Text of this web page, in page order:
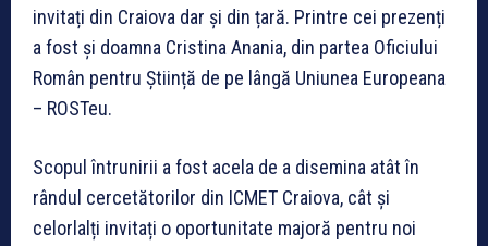
invitați din Craiova dar și din țară. Printre cei prezenți
a fost și doamna Cristina Anania, din partea Oficiului
Român pentru Știință de pe lângă Uniunea Europeana
– ROSTeu.
Scopul întrunirii a fost acela de a disemina atât în
rândul cercetătorilor din ICMET Craiova, cât și
celorlalți invitați o oportunitate majoră pentru noi